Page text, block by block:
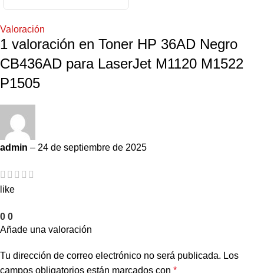
Valoración
1 valoración en Toner HP 36AD Negro
CB436AD para LaserJet M1120 M1522
P1505
admin – 24 de septiembre de 2025
like
0 0
Añade una valoración
Tu dirección de correo electrónico no será publicada. Los
campos obligatorios están marcados con *